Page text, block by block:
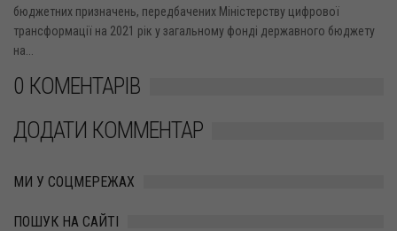
бюджетних призначень, передбачених Міністерству цифрової
трансформації на 2021 рік у загальному фонді державного бюджету
на...
0 КОМЕНТАРІВ
ДОДАТИ КОММЕНТАР
МИ У СОЦМЕРЕЖАХ
ПОШУК НА САЙТІ